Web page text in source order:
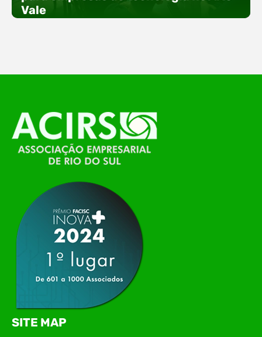
especial voltada à tecnologia, inovação e
empreendedorismo. Durante os três dias de
Vale
O Polo ACATE-ACIRS, por meio do NIAVI – Núcleo
de Tecnologia da Informação do Alto Vale do
Itajaí, realizou, no dia 21 de julho, o evento
Conexão Tech NIAVI, reunindo empresas de
tecnologia da região para uma noite de
apresentação de novas iniciativas para o setor. O
encontro aconteceu em Rio…
SITE MAP